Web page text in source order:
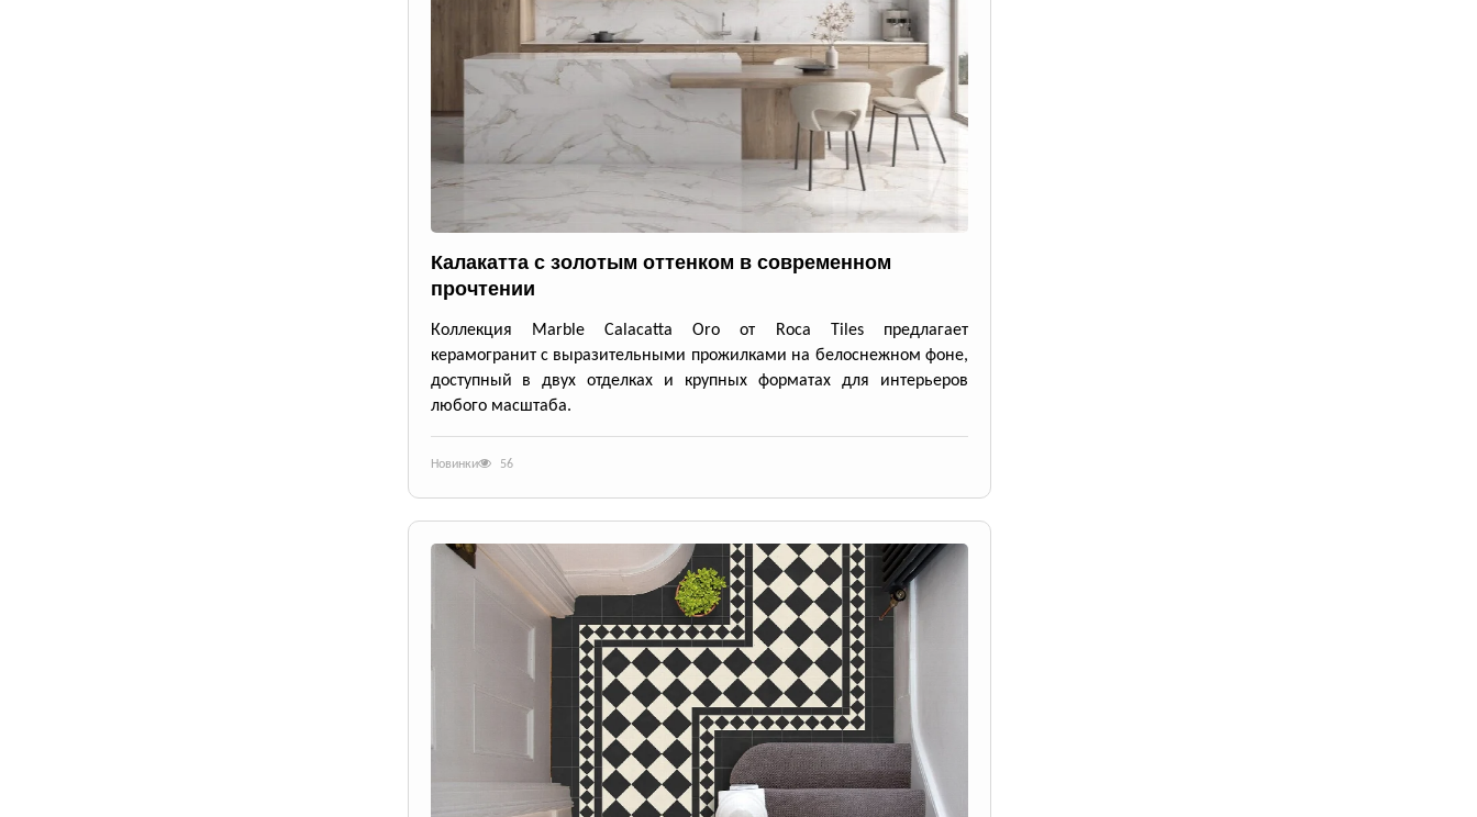
Калакатта с золотым оттенком в современном
прочтении
Коллекция Marble Calacatta Oro от Roca Tiles предлагает
керамогранит с выразительными прожилками на белоснежном фоне,
доступный в двух отделках и крупных форматах для интерьеров
любого масштаба.
Новинки 56